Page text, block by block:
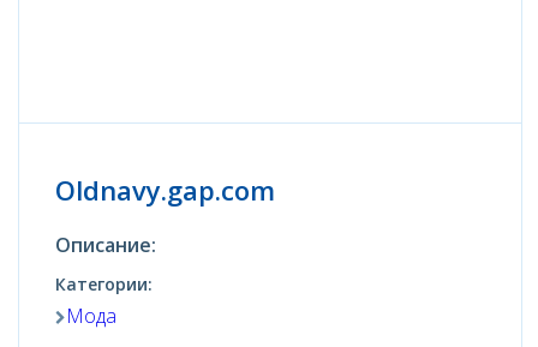
Oldnavy.gap.com
Описание:
Категории:
Мода